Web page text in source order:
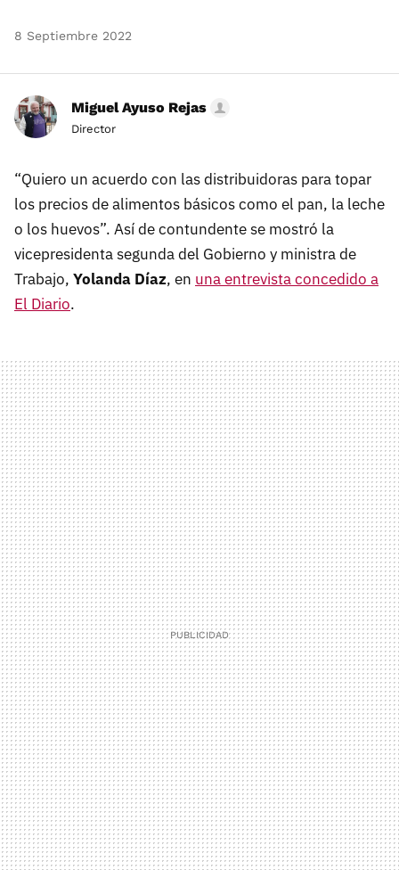
8 Septiembre 2022
Miguel Ayuso Rejas
Director
“Quiero un acuerdo con las distribuidoras para topar
los precios de alimentos básicos como el pan, la leche
o los huevos”. Así de contundente se mostró la
vicepresidenta segunda del Gobierno y ministra de
Trabajo, Yolanda Díaz, en una entrevista concedido a
El Diario.